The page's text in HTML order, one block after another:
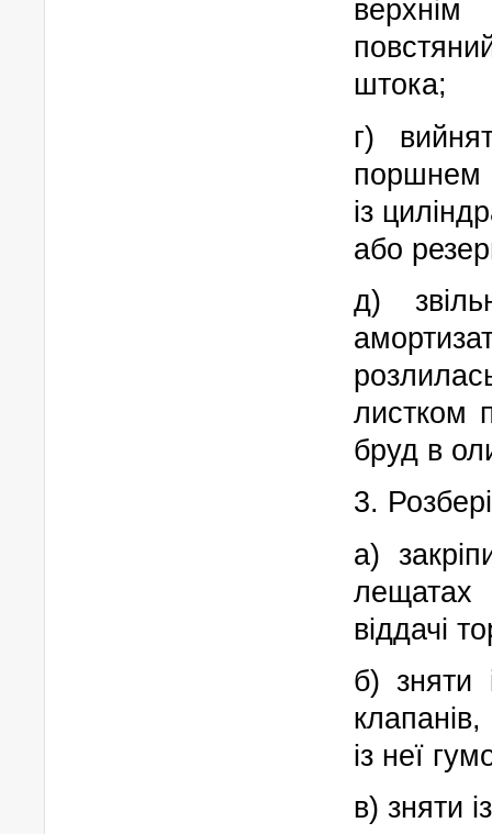
штока;
г)
поршнем
із
або
д)
листком
бруд в
3.
а)
лещатах
віддачі
б) зняти
із неї
в) зняти